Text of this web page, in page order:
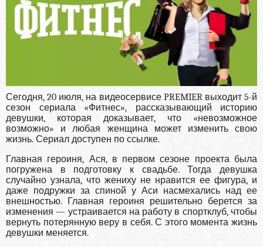
Сегодня, 20 июля, на видеосервисе PREMIER выходит 5-й
сезон сериала «Фитнес», рассказывающий историю
девушки, которая доказывает, что «невозможное
возможно» и любая женщина может изменить свою
жизнь. Сериал доступен по ссылке.
Главная героиня, Ася, в первом сезоне проекта была
погружена в подготовку к свадьбе. Тогда девушка
случайно узнала, что жениху не нравится ее фигура, и
даже подружки за спиной у Аси насмехались над ее
внешностью. Главная героиня решительно берется за
изменения — устраивается на работу в спортклуб, чтобы
вернуть потерянную веру в себя. С этого момента жизнь
девушки меняется.